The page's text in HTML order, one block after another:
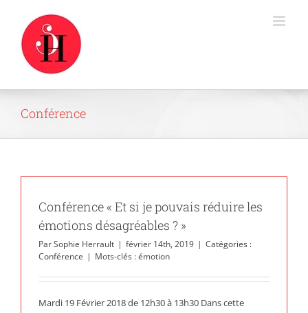
contenu
Conférence
Conférence « Et si je pouvais réduire les
émotions désagréables ? »
ParSophie Herrault | février 14th, 2019 | Catégories :
Conférence | Mots-clés :émotion
Mardi 19 Février 2018 de 12h30 à 13h30 Dans cette